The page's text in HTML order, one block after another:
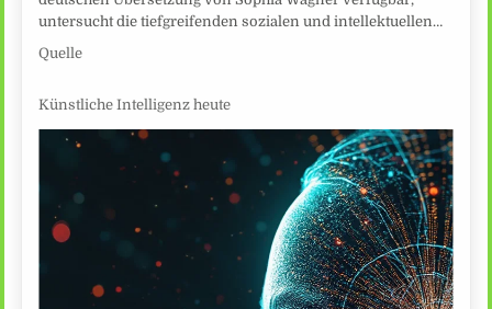
untersucht die tiefgreifenden sozialen und intellektuellen…
Quelle
Künstliche Intelligenz heute